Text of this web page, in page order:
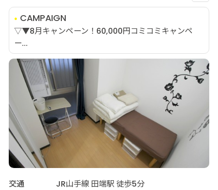
CAMPAIGN
▽▼8月キャンペーン！60,000円コミコミキャンペ
ー...
交通
JR山手線 田端駅 徒歩5分